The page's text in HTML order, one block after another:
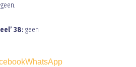
geen.
38: geen
WhatsApp